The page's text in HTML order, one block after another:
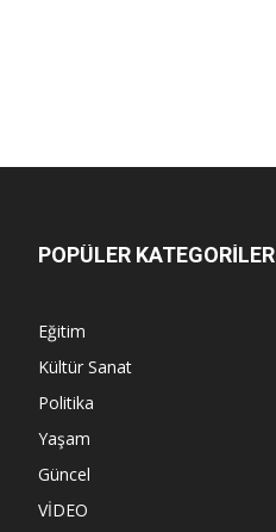
POPÜLER KATEGORİLER
Eğitim
Kültür Sanat
Politika
Yaşam
Güncel
VİDEO